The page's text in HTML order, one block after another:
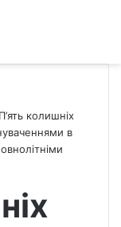
П’ять колишніх
в